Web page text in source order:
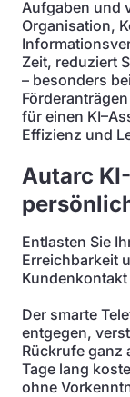
Aufgaben und
Organisation,
Zeit, reduziert
– besonders
für einen
Effizienz und
Autarc
Entlasten Sie
Erreichbarkeit
Der smarte
entgegen,
Rückrufe ganz
Tage lang
ohne